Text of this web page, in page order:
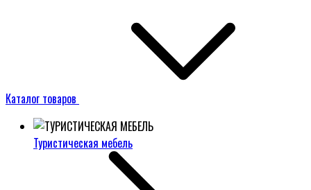
Каталог товаров
Туристическая мебель